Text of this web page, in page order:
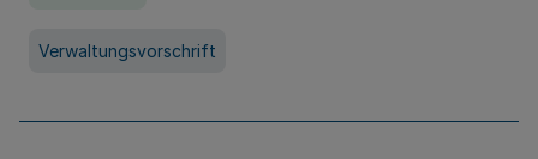
Verwaltungsvorschrift